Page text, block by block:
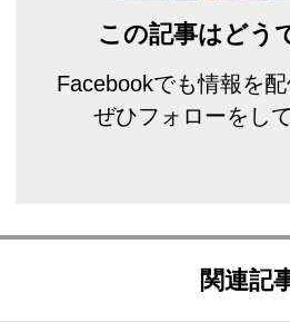
この記事はどう
Facebookでも情報を配
ぜひフォローをし
関連記